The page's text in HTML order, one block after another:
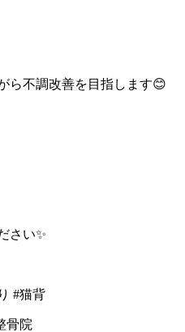
ら不調改善を目指します😊
さい✨
#猫背
骨院